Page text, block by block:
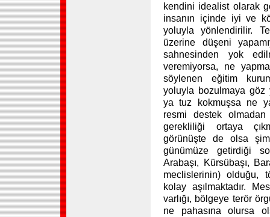
kendini idealist olarak
insanın içinde iyi ve
yoluyla yönlendirilir.
üzerine düşeni
sahnesinden yok
veremiyorsa, ne
söylenen eğitim
yoluyla bozulmaya göz
ya tuz kokmuşsa ne
resmi destek
gerekliliği ortaya
görünüşte de olsa
günümüze getirdiği
Arabaşı, Kürsübaşı,
meclislerinin) olduğu,
kolay aşılmaktadır.
varlığı, bölgeye terör
ne pahasına olursa